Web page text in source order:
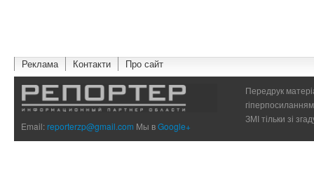
Реклама Контакти Про сайт
Email:reporterzp@gmail.com Мы вGoogle+
Передрук
ЗМІ тільки зі